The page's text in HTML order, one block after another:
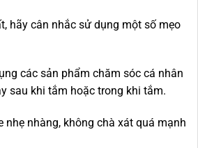
hãy cân nhắc sử dụng một số mẹo
các sản phẩm chăm sóc cá nhân
sau khi tắm hoặc trong khi tắm.
nhẹ nhàng, không chà xát quá mạnh